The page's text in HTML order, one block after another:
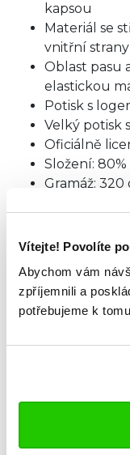
Vítejte! Povolíte
Abychom vám
zpříjemnili a
potřebujeme k
kapsou
Materiál se
vnitřní strany
Oblast pasu
elastickou
Potisk s
Velký potisk
Oficiálně
Složení:
Gramáž: 320
TABULKA